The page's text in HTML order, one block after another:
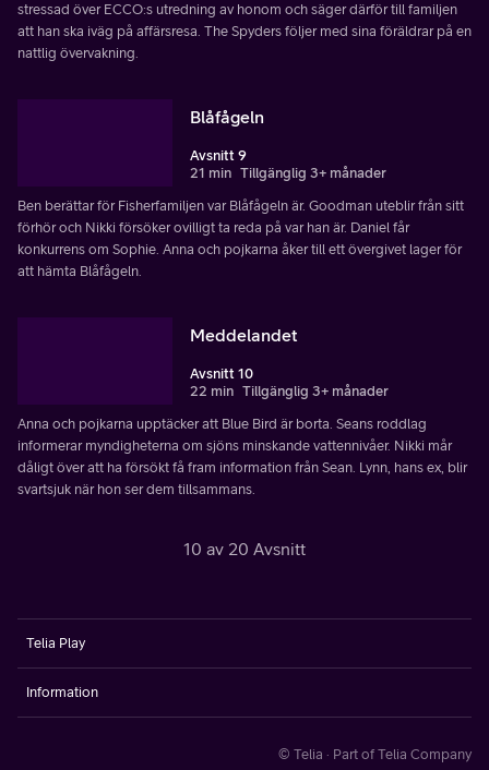
stressad över ECCO:s utredning av honom och säger därför till familjen
att han ska iväg på affärsresa. The Spyders följer med sina föräldrar på en
nattlig övervakning.
Blåfågeln
Avsnitt 9
21 min Tillgänglig 3+ månader
Ben berättar för Fisherfamiljen var Blåfågeln är. Goodman uteblir från sitt
förhör och Nikki försöker ovilligt ta reda på var han är. Daniel får
konkurrens om Sophie. Anna och pojkarna åker till ett övergivet lager för
att hämta Blåfågeln.
Meddelandet
Avsnitt 10
22 min Tillgänglig 3+ månader
Anna och pojkarna upptäcker att Blue Bird är borta. Seans roddlag
informerar myndigheterna om sjöns minskande vattennivåer. Nikki mår
dåligt över att ha försökt få fram information från Sean. Lynn, hans ex, blir
svartsjuk när hon ser dem tillsammans.
10 av 20 Avsnitt
Telia Play
Information
© Telia · Part of Telia Company